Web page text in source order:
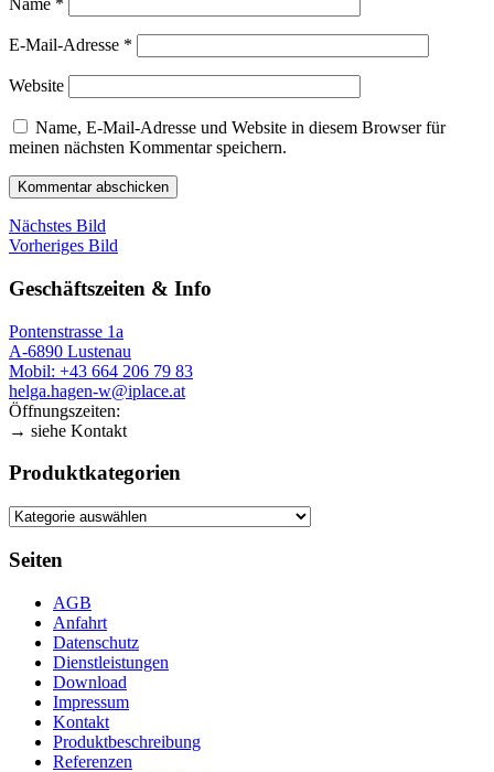
Name *
E-Mail-Adresse *
Website
Name, E-Mail-Adresse und Website in diesem Browser für
meinen nächsten Kommentar speichern.
Nächstes Bild
Vorheriges Bild
Geschäftszeiten & Info
Pontenstrasse 1a
A-6890 Lustenau
Mobil: +43 664 206 79 83
helga.hagen-w@iplace.at
Öffnungszeiten:
→ siehe Kontakt
Produktkategorien
Seiten
AGB
Anfahrt
Datenschutz
Dienstleistungen
Download
Impressum
Kontakt
Produktbeschreibung
Referenzen